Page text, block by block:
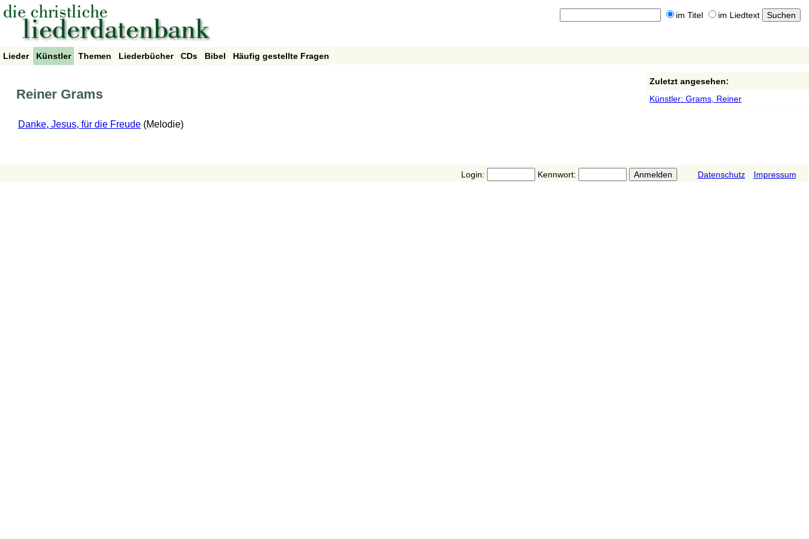
im Titel im Liedtext
Lieder Künstler Themen Liederbücher CDs Bibel Häufig gestellte Fragen
Reiner Grams
Danke, Jesus, für die Freude (Melodie)
Zuletzt angesehen:
Künstler: Grams, Reiner
Login: Kennwort: Datenschutz Impressum